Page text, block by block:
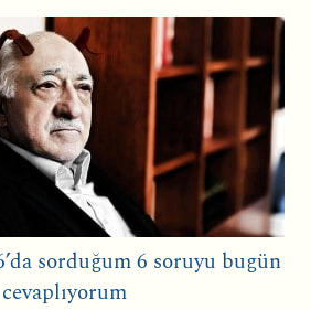
sorduğum 6 soruyu bugün
cevaplıyorum